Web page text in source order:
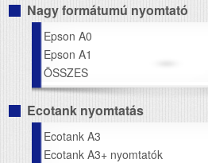
Nagy formátumú nyomtató
Epson A0
Epson A1
ÖSSZES
Ecotank nyomtatás
Ecotank A3
Ecotank A3+ nyomtatók